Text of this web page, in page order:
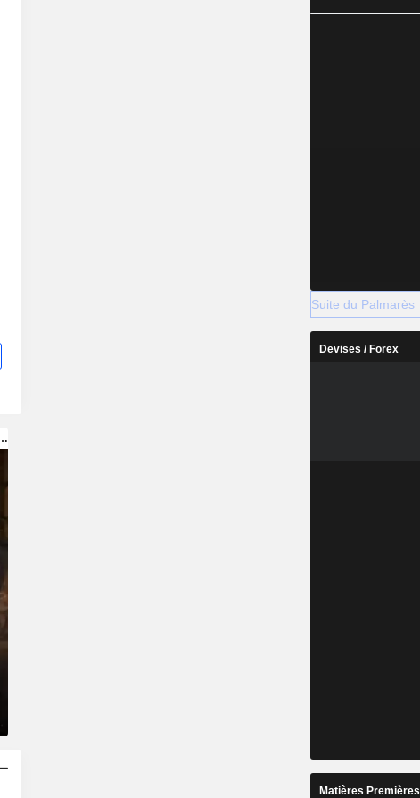
Suite du Palmarès
Devises / Forex
Matières Premières